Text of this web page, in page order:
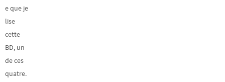
e que je
lise
cette
BD, un
de ces
quatre.